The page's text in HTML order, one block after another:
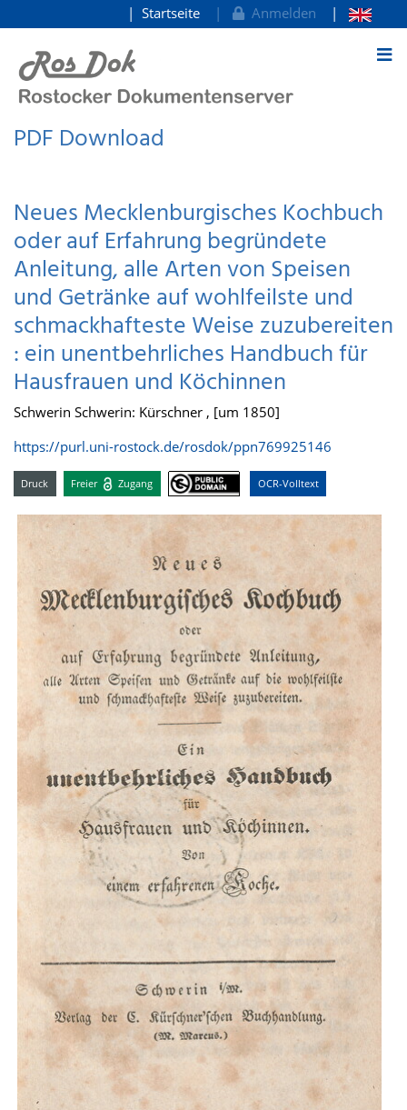
zum Inhalt
Startseite Anmelden
PDF Download
Neues Mecklenburgisches Kochbuch
oder auf Erfahrung begründete
Anleitung, alle Arten von Speisen
und Getränke auf wohlfeilste und
schmackhafteste Weise zuzubereiten
: ein unentbehrliches Handbuch für
Hausfrauen und Köchinnen
Schwerin Schwerin: Kürschner , [um 1850]
https://purl.uni-rostock.de/rosdok/ppn769925146
Druck Freier Zugang OCR-Volltext